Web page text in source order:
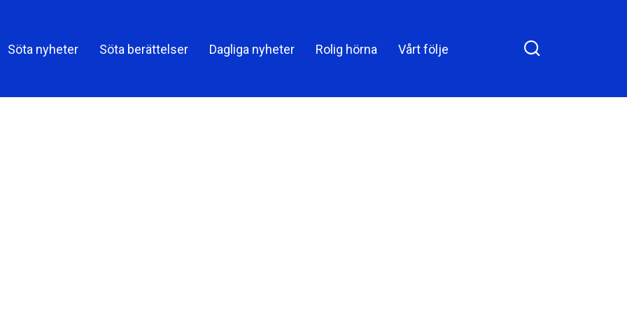
Söta nyheter Söta berättelser Dagliga nyheter Rolig hörna Vårt följe
att sätta ner foten